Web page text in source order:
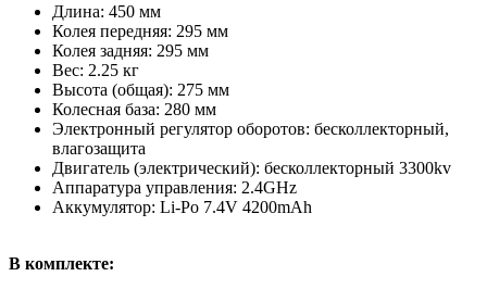
Длина: 450 мм
Колея передняя: 295 мм
Колея задняя: 295 мм
Вес: 2.25 кг
Высота (общая): 275 мм
Колесная база: 280 мм
Электронный регулятор оборотов: бесколлекторный,
влагозащита
Двигатель (электрический): бесколлекторный 3300kv
Аппаратура управления: 2.4GHz
Аккумулятор: Li-Po 7.4V 4200mAh
В комплекте: